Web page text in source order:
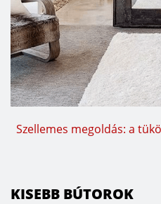
Szellemes megoldás: a
KISEBB BÚTOROK